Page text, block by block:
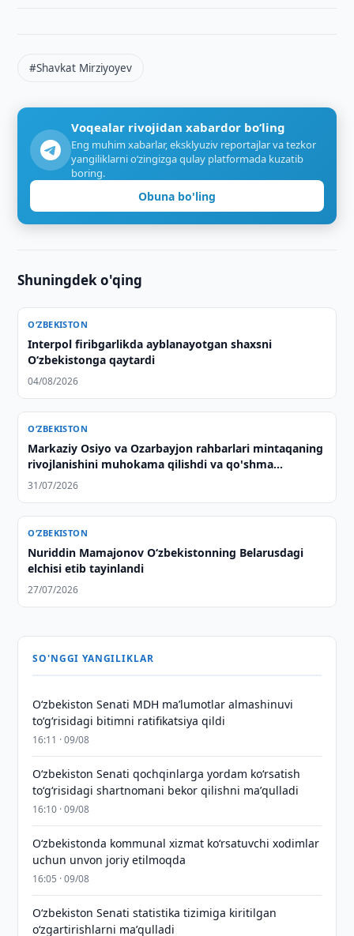
#Shavkat Mirziyoyev
Voqealar rivojidan xabardor bo‘ling
Eng muhim xabarlar, eksklyuziv reportajlar va tezkor
yangiliklarni o‘zingizga qulay platformada kuzatib
boring.
Obuna bo'ling
Shuningdek o'qing
O‘ZBEKISTON
Interpol firibgarlikda ayblanayotgan shaxsni
O‘zbekistonga qaytardi
04/08/2026
O‘ZBEKISTON
Markaziy Osiyo va Ozarbayjon rahbarlari mintaqaning
rivojlanishini muhokama qilishdi va qo'shma
deklaratsiya qabul qilishdi
31/07/2026
O‘ZBEKISTON
Nuriddin Mamajonov O‘zbekistonning Belarusdagi
elchisi etib tayinlandi
27/07/2026
SO'NGGI YANGILIKLAR
Oʻzbekiston Senati MDH maʼlumotlar almashinuvi
toʻgʻrisidagi bitimni ratifikatsiya qildi
16:11 · 09/08
Oʻzbekiston Senati qochqinlarga yordam koʻrsatish
toʻgʻrisidagi shartnomani bekor qilishni maʼqulladi
16:10 · 09/08
Oʻzbekistonda kommunal xizmat koʻrsatuvchi xodimlar
uchun unvon joriy etilmoqda
16:05 · 09/08
Oʻzbekiston Senati statistika tizimiga kiritilgan
oʻzgartirishlarni maʼqulladi